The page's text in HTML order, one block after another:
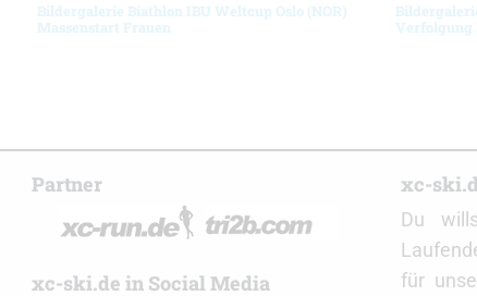
Bildergalerie Biathlon IBU Weltcup Oslo (NOR)
Massenstart Frauen
Verfolgung
Partner
xc-ski.de in Social Media
xc-
Du
für